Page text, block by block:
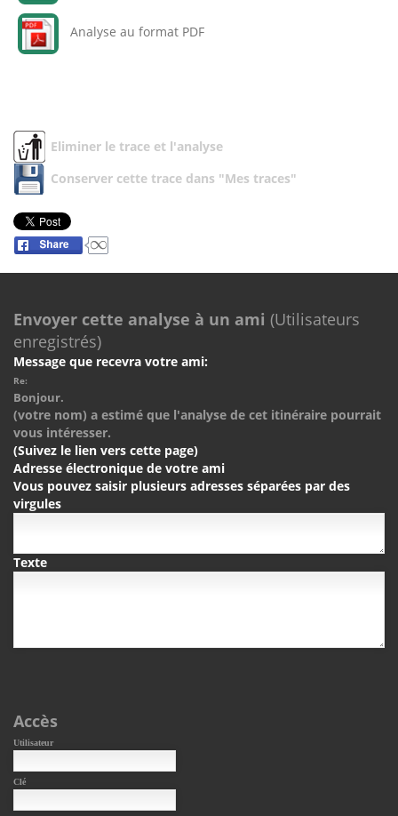
Analyse au format PDF
Eliminer le trace et l'analyse
Conserver cette trace dans "Mes traces"
Envoyer cette analyse à un ami (Utilisateurs
enregistrés)
Message que recevra votre ami:
Re:
Bonjour.
(votre nom) a estimé que l'analyse de cet itinéraire pourrait
vous intéresser.
(Suivez le lien vers cette page)
Adresse électronique de votre ami
Vous pouvez saisir plusieurs adresses séparées par des
virgules
Texte
Accès
Utilisateur
Clé